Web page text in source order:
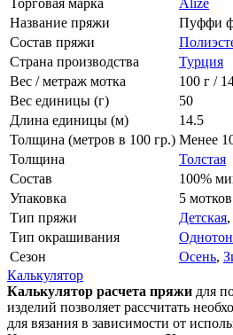
Торговая марка
Alize
Название пряжи
Пуффи
Состав пряжи
Страна производства
Турция
Вес / метраж мотка
100 г /
Вес единицы (г)
50
Длина единицы (м)
14.5
Толщина (метров в 100 гр.) Менее
Толщина
Толстая
Состав
100%
Упаковка
5
Тип пряжи
Детская,
Тип окрашивания
Сезон
Осень,
Калькулятор
Калькулятор расчета пряжи для
изделий позволяет рассчитать
для вязания в зависимости от